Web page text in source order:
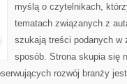
myślą o czytelnikach,
tematach związanych z
szukają treści podanych w
sposób. Strona skupia się
rozwój branży